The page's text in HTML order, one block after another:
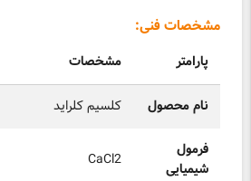
مشخصات فنی:
پارامتر مشخصات
نام محصول کلسیم کلراید
فرمول
شیمیایی
CaCl2